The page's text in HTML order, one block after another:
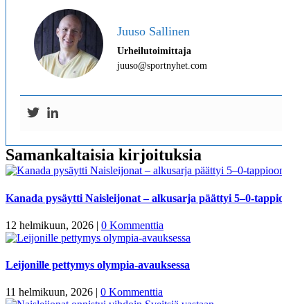
Juuso Sallinen
Urheilutoimittaja
juuso@sportnyhet.com
Samankaltaisia kirjoituksia
Kanada pysäytti Naisleijonat – alkusarja päättyi 5–0-
12 helmikuun, 2026 | 0 Kommenttia
Leijonille pettymys olympia-avauksessa
11 helmikuun, 2026 | 0 Kommenttia